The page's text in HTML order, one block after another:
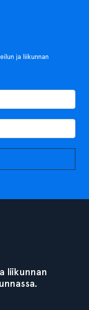
ja liikunnan
liikunnan